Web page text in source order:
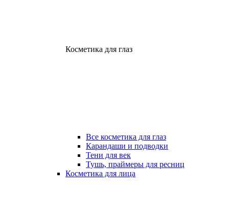
Косметика для глаз
Все косметика для глаз
Карандаши и подводки
Тени для век
Тушь, праймеры для ресниц
Косметика для лица